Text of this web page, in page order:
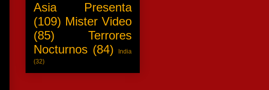
Asia Presenta
(109) Mister Video
(85)
Terrores
Nocturnos (84)
India
(32)